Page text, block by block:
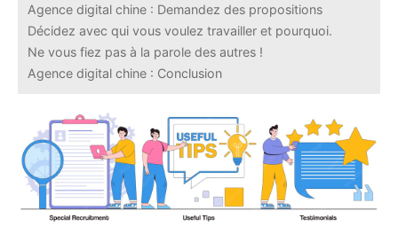
Agence digital chine : Demandez des propositions
Décidez avec qui vous voulez travailler et pourquoi.
Ne vous fiez pas à la parole des autres !
Agence digital chine : Conclusion